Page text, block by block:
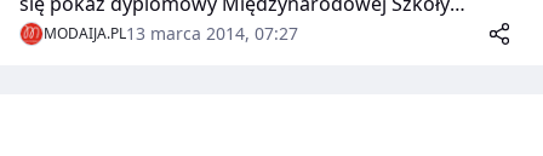
Kostiumografii i Projektowania Ubioru. Najlepsi
dyplomanci zostali wyróżnieni i wielu z nich rozpocznie
MODAIJA.PL13 marca 2014, 07:27